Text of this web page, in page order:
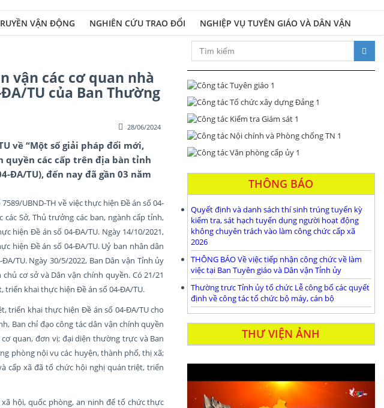
VẬN ĐỘNG NGHIÊN CỨU TRAO ĐỔI NGHIỆP VỤ TUYÊN GIÁO VÀ DÂN VẬN
Xây dựng Đảng bộ và hệ thống chính trị
vận các cơ quan nhà
TU của Ban Thường
28/06/2024
về “Một số giải pháp đổi mới,
quyền các cấp trên địa bàn tỉnh
ĐA/TU), đến nay đã gần 03 năm
UBND-TH về việc thực hiện Đề án số 04-
Sở, Thủ trưởng các ban, ngành cấp tỉnh,
hiện Đề án số 04-ĐA/TU. Ngày 14/10/2021,
hiện Đề án số 04-ĐA/TU. Uỷ ban nhân dân
TU. Ngày 30/5/2022, Ban Dân vận Tỉnh ủy
cơ sở và Dân vận chính quyền. Có 21/21
triển khai thực hiện Đề án số 04-ĐA/TU.
triển khai thực hiện Đề án số 04-ĐA/TU cho
Ban chỉ đạo công tác dân vận chính quyền
quan, đơn vị; đại diện thường trực và Ban
phòng nội vụ các huyện, thành phố, thị xã;
cấp xã đã tổ chức hội nghị quán triệt, triển
hội, quốc phòng, an ninh để tổ chức thực
THÔNG BÁO
Quyết định và danh sách thí sinh trúng tuyển kỳ
kiểm tra, sát hạch tuyển dụng người hoạt động
không chuyên trách vào làm công chức cấp xã
2026
THÔNG BÁO Về việc tiếp nhận công chức về làm
việc tại Ban Tuyên giáo và Dân vận Tỉnh ủy
Thường trưc Tỉnh ủy tổ chức Lễ công bố các quyết
định về công tác tổ chức bộ máy, cán bộ
THƯ VIỆN ẢNH